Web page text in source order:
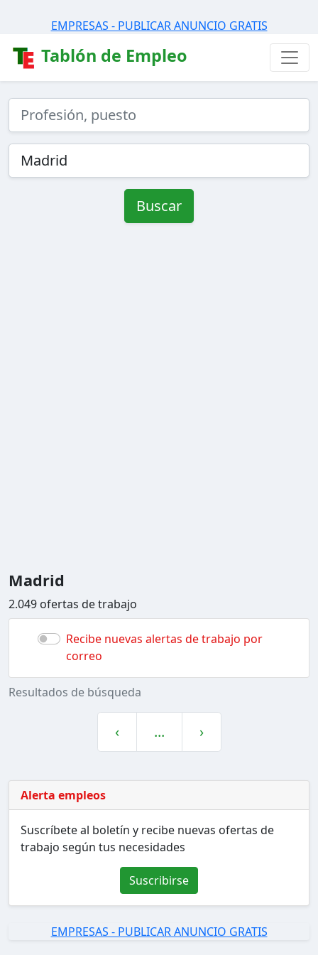
EMPRESAS - PUBLICAR ANUNCIO GRATIS
Tablón de Empleo
Buscar
Madrid
2.049 ofertas de trabajo
Recibe nuevas alertas de trabajo por
correo
Resultados de búsqueda
‹ ... ›
Alerta empleos
Suscríbete al boletín y recibe nuevas ofertas de
trabajo según tus necesidades
Suscribirse
EMPRESAS - PUBLICAR ANUNCIO GRATIS